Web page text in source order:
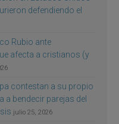
defendiendo el
Rubio ante
afecta a cristianos (y
contestan a su propio
a bendecir parejas del
julio 25, 2026